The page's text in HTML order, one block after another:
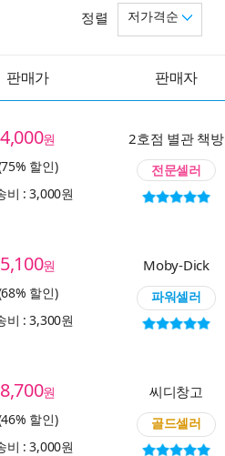
정렬 저가격순
판매가 판매자
4,000원
할인)
비 : 3,000원
2호점 별관 책방
전문셀러
5,100원
할인)
비 : 3,300원
Moby-Dick
파워셀러
8,700원
할인)
비 : 3,000원
씨디창고
골드셀러